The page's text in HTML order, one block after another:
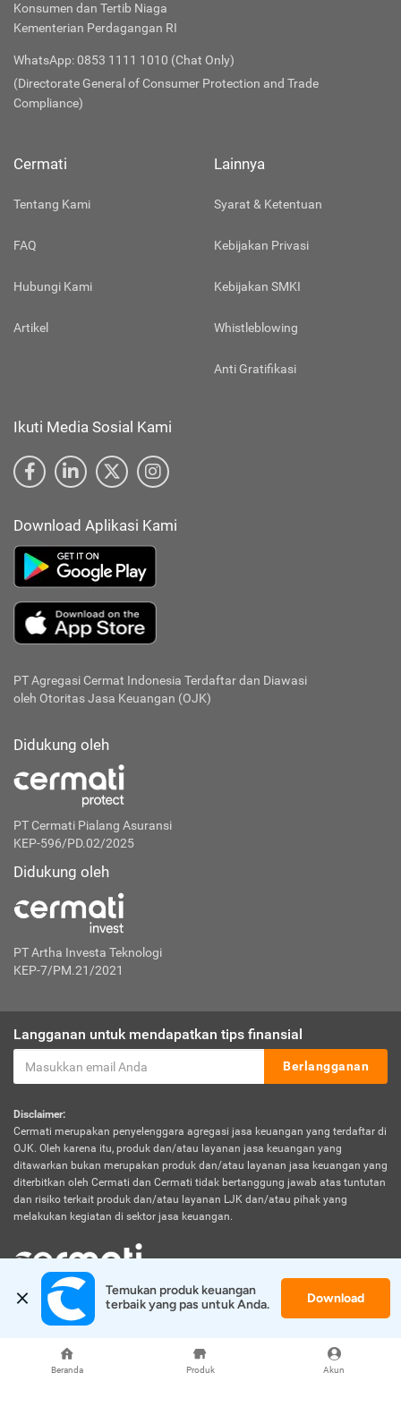
Beranda Produk Akun
Konsumen dan Tertib Niaga
Kementerian Perdagangan RI
WhatsApp: 0853 1111 1010 (Chat Only)
(Directorate General of Consumer Protection and Trade
Compliance)
Cermati
Tentang Kami
FAQ
Hubungi Kami
Artikel
Lainnya
Syarat & Ketentuan
Kebijakan Privasi
Kebijakan SMKI
Whistleblowing
Anti Gratifikasi
Ikuti Media Sosial Kami
Download Aplikasi Kami
PT Agregasi Cermat Indonesia Terdaftar dan Diawasi
oleh Otoritas Jasa Keuangan (OJK)
Didukung oleh
PT Cermati Pialang Asuransi
KEP-596/PD.02/2025
Didukung oleh
PT Artha Investa Teknologi
KEP-7/PM.21/2021
Langganan untuk mendapatkan tips finansial
Berlangganan
Disclaimer:
Cermati merupakan penyelenggara agregasi jasa keuangan yang terdaftar di
OJK. Oleh karena itu, produk dan/atau layanan jasa keuangan yang
ditawarkan bukan merupakan produk dan/atau layanan jasa keuangan yang
diterbitkan oleh Cermati dan Cermati tidak bertanggung jawab atas tuntutan
dan risiko terkait produk dan/atau layanan LJK dan/atau pihak yang
melakukan kegiatan di sektor jasa keuangan.
© 2026 Cermati. All Rights Reserved.
Temukan produk keuangan
terbaik yang pas untuk Anda.
Download